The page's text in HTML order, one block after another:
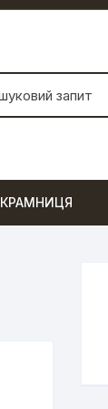
КРАМНИЦЯ